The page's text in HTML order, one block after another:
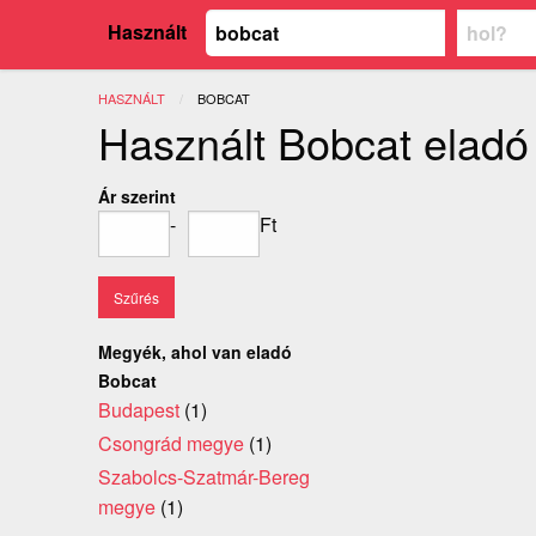
Használt
HASZNÁLT JELENLEGI:
BOBCAT
Használt Bobcat eladó
Ár szerint
- Ft
Megyék, ahol van eladó
Bobcat
Budapest (1)
Csongrád megye (1)
Szabolcs-Szatmár-Bereg
megye (1)